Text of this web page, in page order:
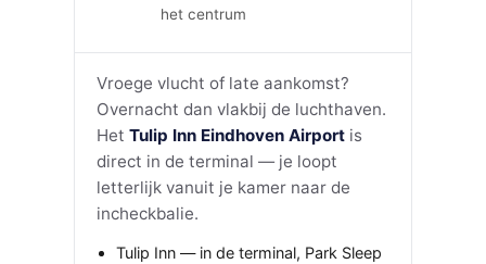
het centrum
Vroege vlucht of late aankomst?
Overnacht dan vlakbij de luchthaven.
Het Tulip Inn Eindhoven Airport is
direct in de terminal — je loopt
letterlijk vanuit je kamer naar de
incheckbalie.
Tulip Inn — in de terminal, Park Sleep